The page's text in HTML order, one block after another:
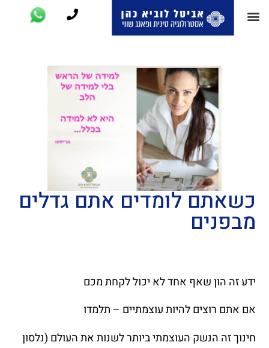
כשאתם לומדים אתם גדלים
מבפנים
ידע זה הון שאף אחד לא יכול לקחת מכם
אם אתם רוצים להיות עוצמתיים – תלמדו
חינוך זה הנשק העוצמתי ביותר לשנות את העולם (נלסון